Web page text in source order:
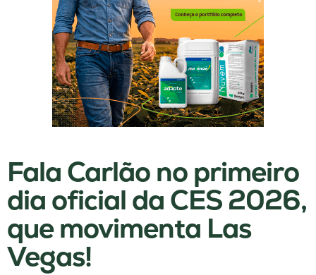
Fala Carlão no primeiro
dia oficial da CES 2026,
que movimenta Las
Vegas!